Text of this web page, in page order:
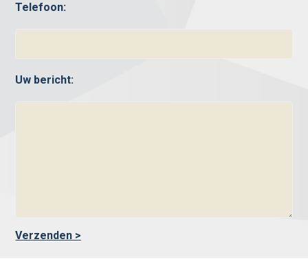
Telefoon:
Uw bericht: